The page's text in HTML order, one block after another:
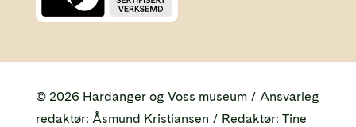
© 2026 Hardanger og Voss museum / Ansvarleg
redaktør: Åsmund Kristiansen / Redaktør: Tine